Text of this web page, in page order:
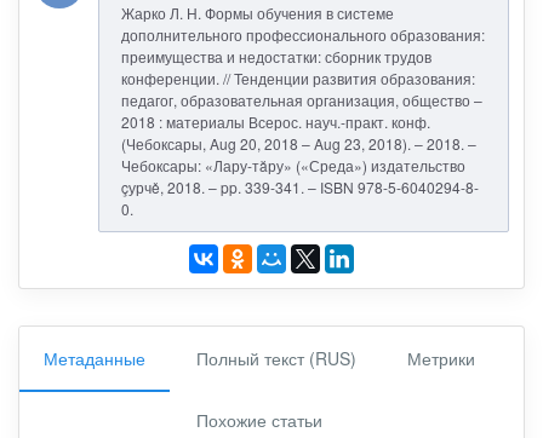
Жарко Л. Н. Формы обучения в системе
дополнительного профессионального образования:
преимущества и недостатки: сборник трудов
конференции. // Тенденции развития образования:
педагог, образовательная организация, общество –
2018 : материалы Всерос. науч.-практ. конф.
(Чебоксары, Aug 20, 2018 – Aug 23, 2018). – 2018. –
Чебоксары: «Лару-тăру» («Среда») издательство
çурчě, 2018. – pp. 339-341. – ISBN 978-5-6040294-8-
0.
Метаданные Полный текст (RUS) Метрики
Похожие статьи